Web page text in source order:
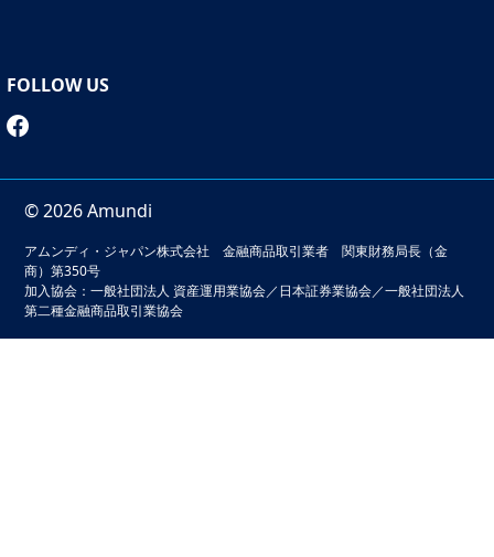
FOLLOW US
© 2026 Amundi
アムンディ・ジャパン株式会社 金融商品取引業者 関東財務局長（金
商）第350号
加入協会：一般社団法人 資産運用業協会／日本証券業協会／一般社団法人
第二種金融商品取引業協会